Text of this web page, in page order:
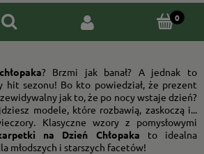
? Brzmi jak banał? A jednak to
hit sezonu! Bo kto powiedział, że prezent
jak to, że po nocy wstaje dzień?
modele, które rozbawią, zaskoczą i...
Klasyczne wzory z pomysłowymi
na Dzień Chłopaka to idealna
młodszych i starszych facetów!